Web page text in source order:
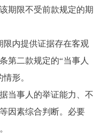
期限不受前款规定的期
内提供证据存在客观
第二款规定的“当事人
形。
当事人的举证能力、不
因素综合判断。必要